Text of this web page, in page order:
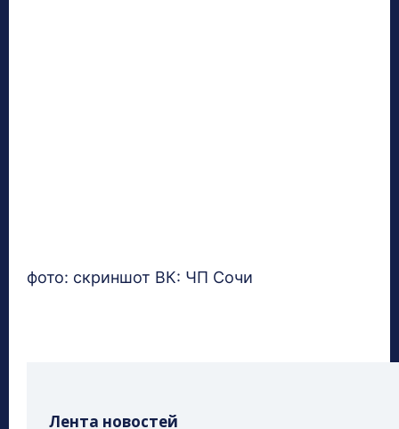
фото: скриншот ВК: ЧП Сочи
Лента новостей